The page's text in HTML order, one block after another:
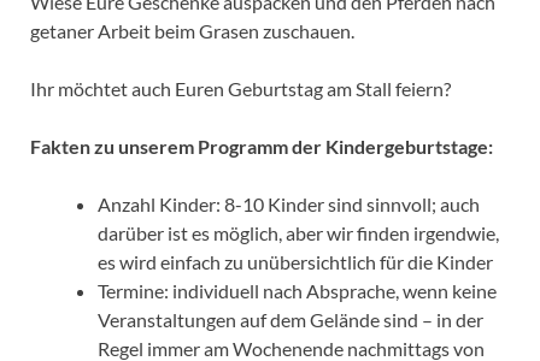
getaner Arbeit beim Grasen zuschauen.
Ihr möchtet auch Euren Geburtstag am Stall feiern?
Fakten zu unserem Programm der Kindergeburtstage:
Anzahl Kinder: 8-10 Kinder sind sinnvoll; auch
darüber ist es möglich, aber wir finden irgendwie,
es wird einfach zu unübersichtlich für die Kinder
Termine: individuell nach Absprache, wenn keine
Veranstaltungen auf dem Gelände sind – in der
Regel immer am Wochenende nachmittags von